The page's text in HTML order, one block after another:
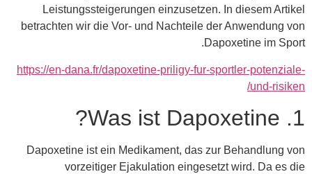
Leistungssteigerungen einzusetzen. In diesem Artikel
betrachten wir die Vor- und Nachteile der Anwendung von
Dapoxetine im Sport.
https://en-dana.fr/dapoxetine-priligy-fur-sportler-potenziale-
und-risiken/
1. Was ist Dapoxetine?
Dapoxetine ist ein Medikament, das zur Behandlung von
vorzeitiger Ejakulation eingesetzt wird. Da es die